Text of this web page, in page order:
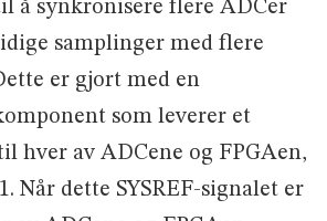
å synkronisere flere ADCer
samplinger med flere
er gjort med en
som leverer et
hver av ADCene og FPGAen,
Når dette SYSREF-signalet er